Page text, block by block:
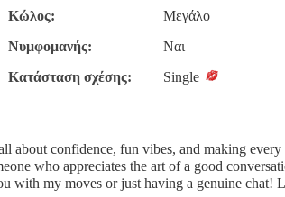
Κώλος:
Μεγάλο
Νυμφομανής:
Ναι
Κατάσταση σχέσης:
Single
about confidence, fun vibes, and making
who appreciates the art of a good
with my moves or just having a genuine chat!